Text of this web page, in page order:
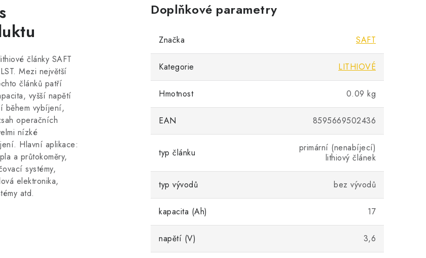
články SAFT
Mezi největší
článků patří
vyšší napětí
během vybíjení,
operačních
nízké
Hlavní aplikace:
a průtokoměry,
systémy,
elektronika,
atd.
Doplňkové parametry
Značka SAFT
Kategorie LITHIOVÉ
Hmotnost 0.09 kg
EAN 8595669502436
typ článku
primární (nenabíjecí)
lithiový článek
typ vývodů bez vývodů
kapacita (Ah) 17
napětí (V) 3,6